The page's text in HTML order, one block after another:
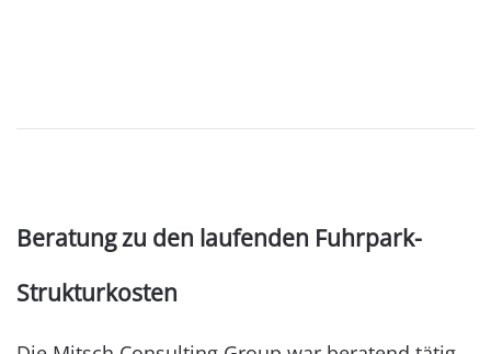
Beratung zu den laufenden Fuhrpark-
Strukturkosten